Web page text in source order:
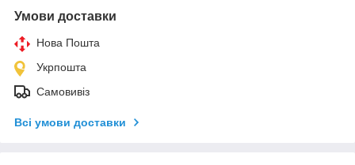
Умови доставки
Нова Пошта
Укрпошта
Самовивіз
Всі умови доставки